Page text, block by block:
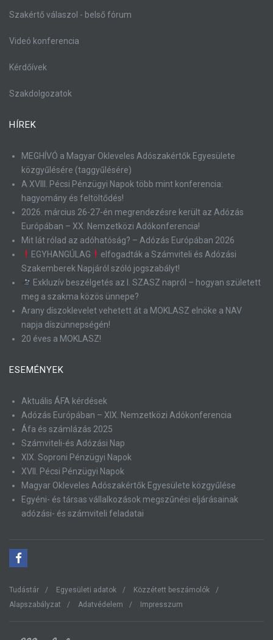
Szakértő válaszol - belső fórum
Videó konferencia
Kérdőívek
Szakdolgozatok
HÍREK
MEGHÍVÓ a Magyar Okleveles Adószakértők Egyesülete
közgyűlésére (taggyűlésére)
A XVIII. Pécsi Pénzügyi Napok több mint konferencia:
hagyomány és feltöltődés!
2026. március 26-27-én megrendezésre került az Adózás
Európában – XX. Nemzetközi Adókonferencia!
Mit lát rólad az adóhatóság? – Adózás Európában 2026
EGYHANGÚLAG
elfogadták a Számviteli és Adózási
Szakemberek Napjáról szóló jogszabályt!
Exkluzív beszélgetés az I. SZASZ napról – hogyan született
meg a szakma közös ünnepe?
Arany díszoklevelet vehetett át a MOKLASZ elnöke a NAV
napja díszünnepségén!
20 éves a MOKLASZ!
ESEMÉNYEK
Aktuális ÁFA kérdések
Adózás Európában – XIX. Nemzetközi Adókonferencia
Áfa és számlázás 2025
Számviteli-és Adózási Nap
XIX. Soproni Pénzügyi Napok
XVII. Pécsi Pénzügyi Napok
Magyar Okleveles Adószakértők Egyesülete közgyűlése
Egyéni- és társas vállalkozások megszűnési eljárásainak
adózási- és számviteli feladatai
Tudástár Egyesületi adatok
Közzétett beszámolók
Alapszabályzat
Adatvédelem Impresszum